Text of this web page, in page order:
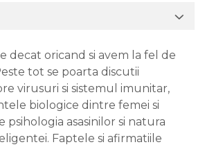
decat oricand si avem la fel de
tot se poarta discutii
virusuri si sistemul imunitar,
biologice dintre femei si
psihologia asasinilor si natura
Faptele si afirmatiile